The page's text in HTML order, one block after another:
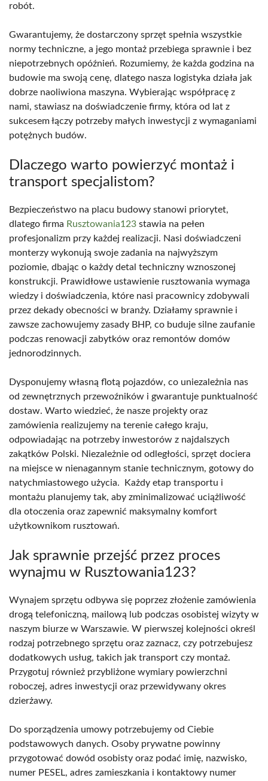
robót.
Gwarantujemy, że dostarczony sprzęt spełnia wszystkie
normy techniczne, a jego montaż przebiega sprawnie i bez
niepotrzebnych opóźnień. Rozumiemy, że każda godzina na
budowie ma swoją cenę, dlatego nasza logistyka działa jak
dobrze naoliwiona maszyna. Wybierając współpracę z
nami, stawiasz na doświadczenie firmy, która od lat z
sukcesem łączy potrzeby małych inwestycji z wymaganiami
potężnych budów.
Dlaczego warto powierzyć montaż i
transport specjalistom?
Bezpieczeństwo na placu budowy stanowi priorytet,
dlatego firma Rusztowania123 stawia na pełen
profesjonalizm przy każdej realizacji. Nasi doświadczeni
monterzy wykonują swoje zadania na najwyższym
poziomie, dbając o każdy detal techniczny wznoszonej
konstrukcji. Prawidłowe ustawienie rusztowania wymaga
wiedzy i doświadczenia, które nasi pracownicy zdobywali
przez dekady obecności w branży. Działamy sprawnie i
zawsze zachowujemy zasady BHP, co buduje silne zaufanie
podczas renowacji zabytków oraz remontów domów
jednorodzinnych.
Dysponujemy własną flotą pojazdów, co uniezależnia nas
od zewnętrznych przewoźników i gwarantuje punktualność
dostaw. Warto wiedzieć, że nasze projekty oraz
zamówienia realizujemy na terenie całego kraju,
odpowiadając na potrzeby inwestorów z najdalszych
zakątków Polski. Niezależnie od odległości, sprzęt dociera
na miejsce w nienagannym stanie technicznym, gotowy do
natychmiastowego użycia. Każdy etap transportu i
montażu planujemy tak, aby zminimalizować uciążliwość
dla otoczenia oraz zapewnić maksymalny komfort
użytkownikom rusztowań.
Jak sprawnie przejść przez proces
wynajmu w Rusztowania123?
Wynajem sprzętu odbywa się poprzez złożenie zamówienia
drogą telefoniczną, mailową lub podczas osobistej wizyty w
naszym biurze w Warszawie. W pierwszej kolejności określ
rodzaj potrzebnego sprzętu oraz zaznacz, czy potrzebujesz
dodatkowych usług, takich jak transport czy montaż.
Przygotuj również przybliżone wymiary powierzchni
roboczej, adres inwestycji oraz przewidywany okres
dzierżawy.
Do sporządzenia umowy potrzebujemy od Ciebie
podstawowych danych. Osoby prywatne powinny
przygotować dowód osobisty oraz podać imię, nazwisko,
numer PESEL, adres zamieszkania i kontaktowy numer